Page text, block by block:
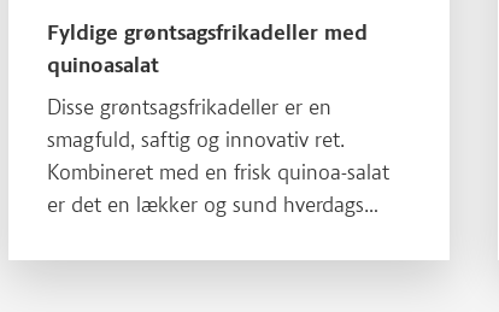
Fyldige grøntsagsfrikadeller med
quinoasalat
Disse grøntsagsfrikadeller er en
smagfuld, saftig og innovativ ret.
Kombineret med en frisk quinoa-salat
er det en lækker og sund hverdags